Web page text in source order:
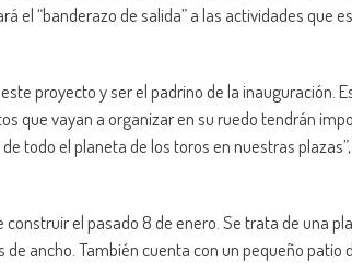
el “banderazo de salida” a las actividades que
proyecto y ser el padrino de la inauguración.
que vayan a organizar en su ruedo tendrán
todo el planeta de los toros en nuestras
construir el pasado 8 de enero. Se trata de una
ancho. También cuenta con un pequeño patio